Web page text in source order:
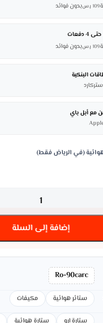
109 ر.سبدون فوائد
109 ر.سبدون فوائد
البنكية
مع أبل باي
(في الرياض فقط)
إضافة إلى السلة
Ro-90carc
ستائر هوائية مكيفات
ستارة ارو ستارة هوائية